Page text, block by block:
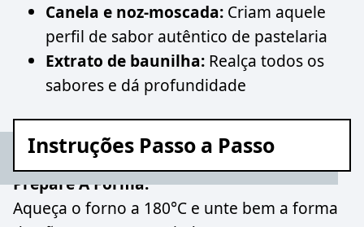
Canela e noz-moscada: Criam aquele
perfil de sabor autêntico de pastelaria
Extrato de baunilha: Realça todos os
sabores e dá profundidade
Instruções Passo a Passo
Prepare A Forma:
Aqueça o forno a 180°C e unte bem a forma